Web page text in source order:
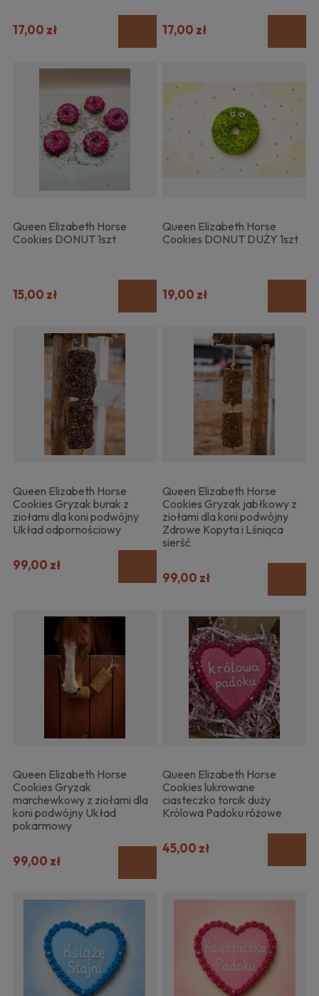
17,00 zł 17,00 zł
Queen Elizabeth Horse
Cookies DONUT 1szt
15,00 zł
Queen Elizabeth Horse
Cookies DONUT DUŻY 1szt
19,00 zł
Queen Elizabeth Horse
Cookies Gryzak burak z
ziołami dla koni podwójny
Układ odpornościowy
99,00 zł
Queen Elizabeth Horse
Cookies Gryzak jabłkowy z
ziołami dla koni podwójny
Zdrowe Kopyta i Lśniąca
sierść
99,00 zł
Queen Elizabeth Horse
Cookies Gryzak
marchewkowy z ziołami dla
koni podwójny Układ
pokarmowy
99,00 zł
Queen Elizabeth Horse
Cookies lukrowane
ciasteczko torcik duży
Królowa Padoku różowe
45,00 zł